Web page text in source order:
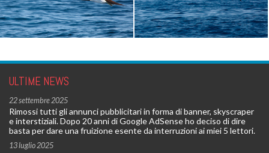
ULTIME NEWS
22 settembre 2025
Rimossi tutti gli annunci pubblicitari in forma di banner, skyscraper
e interstiziali. Dopo 20 anni di Google AdSense ho deciso di dire
basta per dare una fruizione esente da interruzioni ai miei 5 lettori.
13 luglio 2025